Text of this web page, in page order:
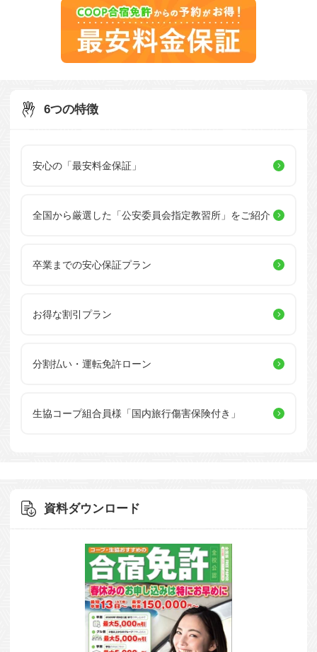
6つの特徴
安心の「最安料金保証」
全国から厳選した 「公安委員会指定教習所」をご紹介
卒業までの安心保証プラン
お得な割引プラン
分割払い・運転免許ローン
生協コープ組合員様 「国内旅行傷害保険付き」
資料ダウンロード